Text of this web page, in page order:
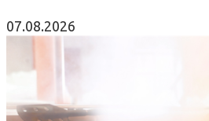
07.08.2026